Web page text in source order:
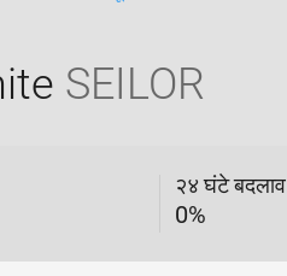
SEILOR
२४ घंटे बदलाव
0%